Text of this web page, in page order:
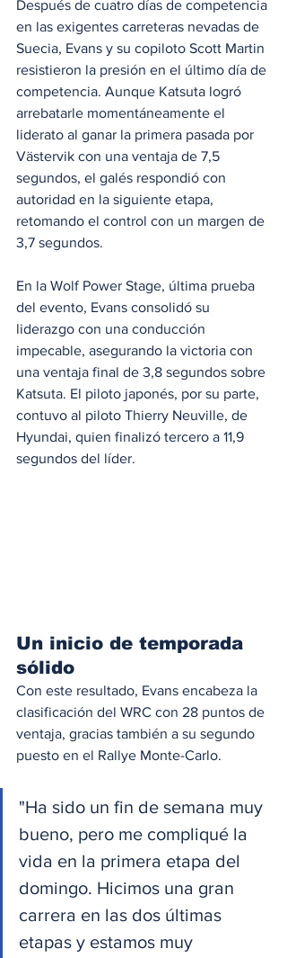
Después de cuatro días de competencia
en las exigentes carreteras nevadas de
Suecia, Evans y su copiloto Scott Martin
resistieron la presión en el último día de
competencia. Aunque Katsuta logró
arrebatarle momentáneamente el
liderato al ganar la primera pasada por
Västervik con una ventaja de 7,5
segundos, el galés respondió con
autoridad en la siguiente etapa,
retomando el control con un margen de
3,7 segundos.
En la Wolf Power Stage, última prueba
del evento, Evans consolidó su
liderazgo con una conducción
impecable, asegurando la victoria con
una ventaja final de 3,8 segundos sobre
Katsuta. El piloto japonés, por su parte,
contuvo al piloto Thierry Neuville, de
Hyundai, quien finalizó tercero a 11,9
segundos del líder.
Un inicio de temporada
sólido
Con este resultado, Evans encabeza la
clasificación del WRC con 28 puntos de
ventaja, gracias también a su segundo
puesto en el Rallye Monte-Carlo.
"Ha sido un fin de semana muy
bueno, pero me compliqué la
vida en la primera etapa del
domingo. Hicimos una gran
carrera en las dos últimas
etapas y estamos muy